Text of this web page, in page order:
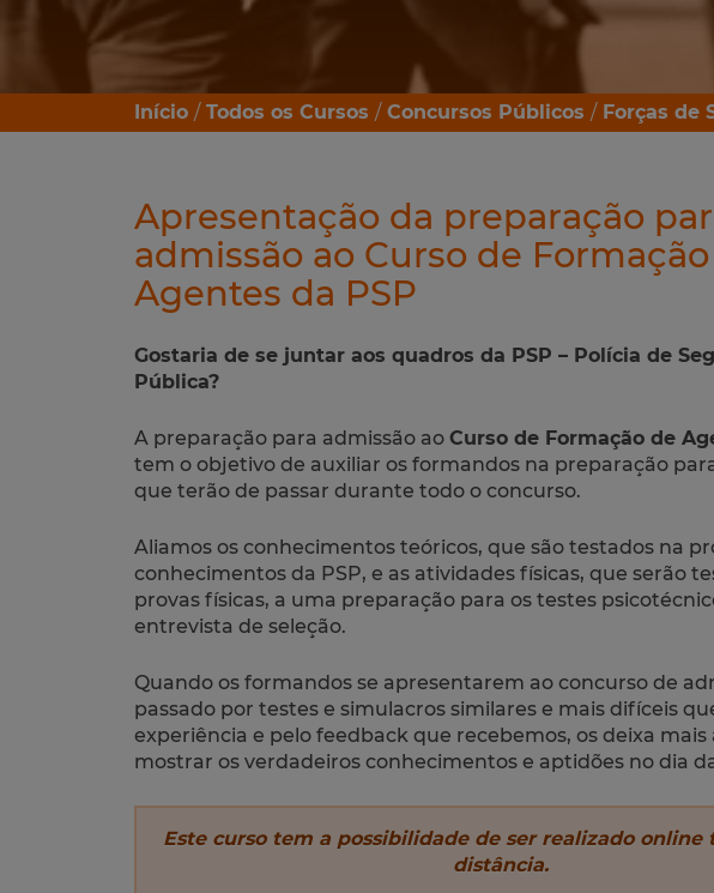
Início Todos os Cursos Concursos Públicos Forças de
Apresentação da preparação
admissão ao Curso de
Agentes da PSP
Gostaria de se juntar aos quadros da PSP – Polícia de
Pública?
A preparação para admissão ao Curso de Formação de
tem o objetivo de auxiliar os formandos na preparação
que terão de passar durante todo o concurso.
Aliamos os conhecimentos teóricos, que são testados na
conhecimentos da PSP, e as atividades físicas, que serão
provas físicas, a uma preparação para os testes
entrevista de seleção.
Quando os formandos se apresentarem ao concurso de
passado por testes e simulacros similares e mais difíceis
experiência e pelo feedback que recebemos, os deixa mais
mostrar os verdadeiros conhecimentos e aptidões no dia
Este curso tem a possibilidade de ser realizado online
distância.